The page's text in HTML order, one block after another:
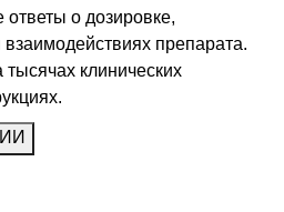
о дозировке,
препарата.
клинических